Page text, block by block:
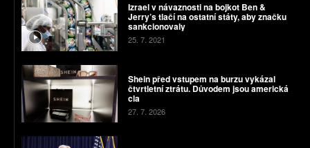
Izrael v návaznosti na bojkot Ben &
Jerry’s tlačí na ostatní státy, aby značku
sankcionovaly
25. 7. 2021
Shein před vstupem na burzu vykázal
čtvrtletní ztrátu. Důvodem jsou americká
cla
27. 7. 2026